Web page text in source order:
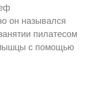
он назывался
пилатесом
мышцы с помощью